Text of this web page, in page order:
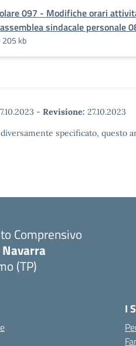
097 - Modifiche orari
sindacale personale
205 kb
- Revisione: 27.10.2023
specificato, questo
Comprensivo
(TP)
I